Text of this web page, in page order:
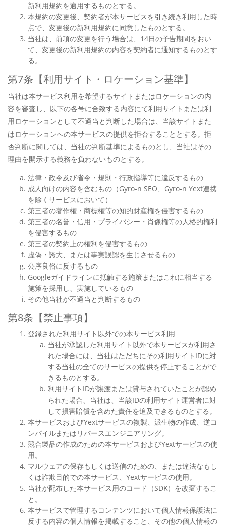
新利用規約を適用するものとする。
本規約の変更後、契約者が本サービスを引き続き利用した時
点で、変更後の新利用規約に同意したものとする。
当社は、前項の変更を行う場合は、14日の予告期間をおい
て、変更後の新利用規約の内容を契約者に通知するものとす
る。
第7条【利用サイト・ロケーション基準】
当社は本サービス利用を希望するサイトまたはロケーションの内
容を審査し、以下の各号に合致する内容にて利用サイトまたは利
用ロケーションとして不適当と判断した場合は、当該サイトまた
はロケーションへの本サービスの提供を拒否することとする。拒
否判断に関しては、当社の判断基準によるものとし、当社はその
理由を開示する義務を負わないものとする。
法律・政令及び省令・規則・行政指導等に違反するもの
成人向けの内容を含むもの（Gyro-n SEO、Gyro-n Yext連携
を除くサービスにおいて）
第三者の著作権・商標権等の知的財産権を侵害するもの
第三者の名誉・信用・プライバシー・肖像権等の人格的権利
を侵害するもの
第三者の契約上の権利を侵害するもの
虚偽・誇大、または事実誤認を生じさせるもの
公序良俗に反するもの
Googleガイドラインに抵触する施策またはこれに相当する
施策を採用し、実施しているもの
その他当社が不適当と判断するもの
第8条【禁止事項】
登録された利用サイト以外での本サービス利用
当社が承認した利用サイト以外で本サービスが利用さ
れた場合には、当社はただちにその利用サイトIDに対
する当社の全てのサービスの提供を停止することがで
きるものとする。
利用サイトIDが譲渡または貸与されていたことが認め
られた場合、当社は、当該IDの利用サイト運営者に対
して損害賠償を含めた責任を追及できるものとする。
本サービスおよびYextサービスの複製、派生物の作成、逆コ
ンパイルまたはリバースエンジニアリング。
競合製品の作成のための本サービスおよびYextサービスの使
用。
マルウェアの保存もしくは送信のための、または違法なもし
くは詐欺目的での本サービス、Yextサービスの使用。
当社が配布した本サービス用のコード（SDK）を改変するこ
と。
本サービスで管理するコンテンツにおいて個人情報保護法に
反する内容の個人情報を掲載すること、その他の個人情報の